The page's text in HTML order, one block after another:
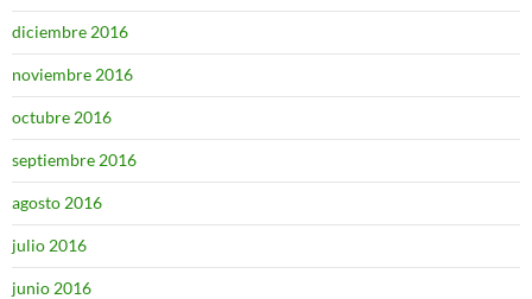
diciembre 2016
noviembre 2016
octubre 2016
septiembre 2016
agosto 2016
julio 2016
junio 2016